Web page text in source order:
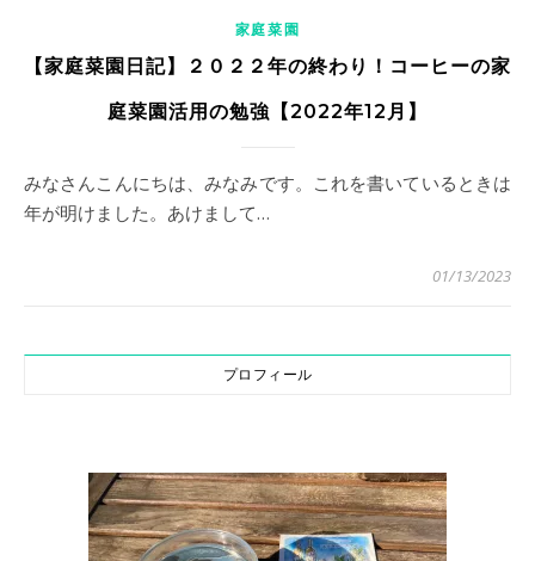
家庭菜園
【家庭菜園日記】２０２２年の終わり！コーヒーの家
庭菜園活用の勉強【2022年12月】
みなさんこんにちは、みなみです。これを書いているときは
年が明けました。あけまして…
01/13/2023
プロフィール